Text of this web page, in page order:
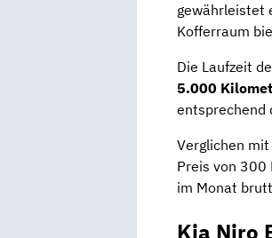
gewährleistet
Kofferraum
Die Laufzeit
5.000
entsprechend
Verglichen
Preis von 300
im Monat
Kia Niro